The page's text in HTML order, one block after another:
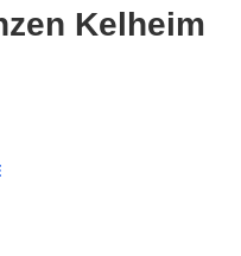
Kelheim